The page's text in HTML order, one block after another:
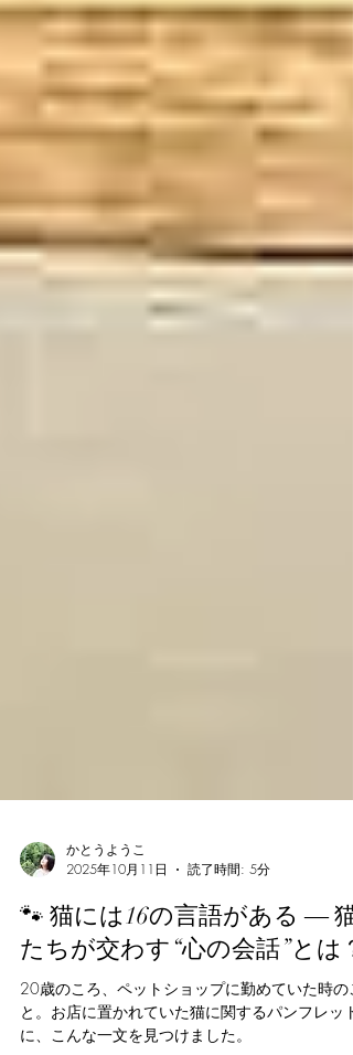
かとうようこ
2025年10月11日
読了時間: 5分
🐾 猫には16の言語がある ― 猫
たちが交わす“心の会話”とは？